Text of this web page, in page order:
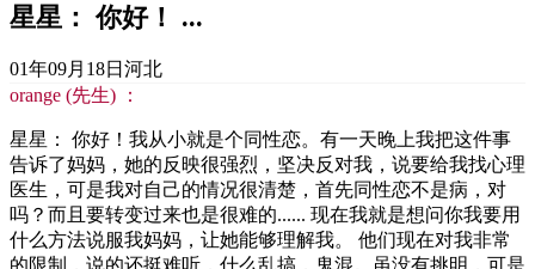
星星： 你好！ ...
01年09月18日 河北
orange (先生) ：
星星： 你好！我从小就是个同性恋。有一天晚上我把这件事
告诉了妈妈，她的反映很强烈，坚决反对我，说要给我找心理
医生，可是我对自己的情况很清楚，首先同性恋不是病，对
吗？而且要转变过来也是很难的...... 现在我就是想问你我要用
什么方法说服我妈妈，让她能够理解我。 他们现在对我非常